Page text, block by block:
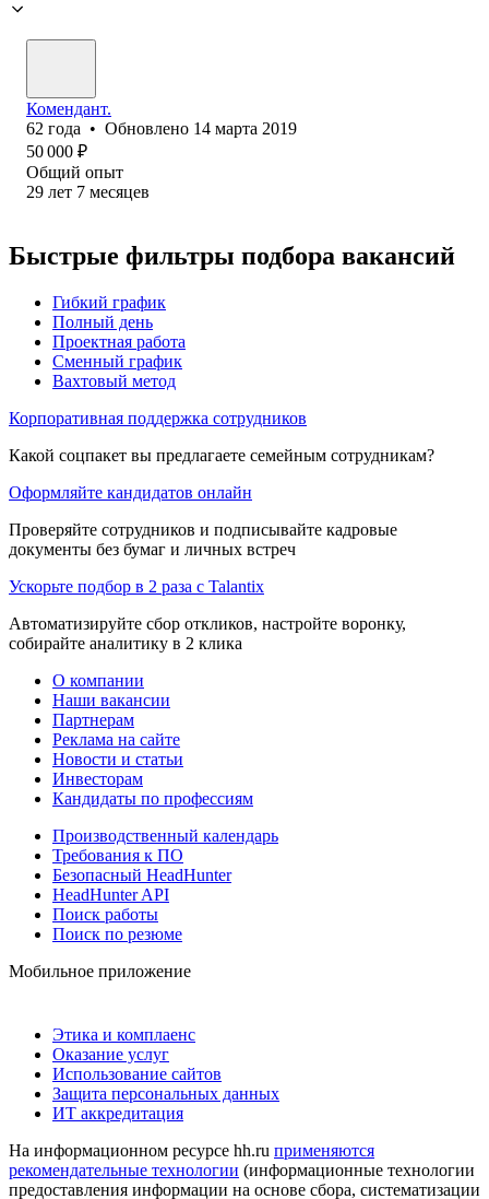
Комендант.
62 года • Обновлено 14 марта 2019
50 000 ₽
Общий опыт
29 лет 7 месяцев
Быстрые фильтры подбора вакансий
Гибкий график
Полный день
Проектная работа
Сменный график
Вахтовый метод
Корпоративная поддержка сотрудников
Какой соцпакет вы предлагаете семейным сотрудникам?
Оформляйте кандидатов онлайн
Проверяйте сотрудников и подписывайте кадровые
документы без бумаг и личных встреч
Ускорьте подбор в 2 раза с Talantix
Автоматизируйте сбор откликов, настройте воронку,
собирайте аналитику в 2 клика
О компании
Наши вакансии
Партнерам
Реклама на сайте
Новости и статьи
Инвесторам
Кандидаты по профессиям
Производственный календарь
Требования к ПО
Безопасный HeadHunter
HeadHunter API
Поиск работы
Поиск по резюме
Мобильное приложение
Этика и комплаенс
Оказание услуг
Использование сайтов
Защита персональных данных
ИТ аккредитация
На информационном ресурсе hh.ru применяются
рекомендательные технологии (информационные технологии
предоставления информации на основе сбора, систематизации